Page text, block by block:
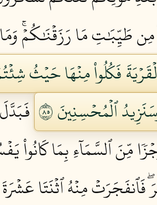
مِن طَيِّبَٰتِ مَا رَزَقۡنَٰكُمۡۚ
فَكُلُواْ مِنۡهَا حَيۡثُ
ٱلۡمُحۡسِنِينَ ٥٨
مِّنَ ٱلسَّمَآءِ بِمَا كَانُواْ
مِنۡهُ ٱثۡنَتَا